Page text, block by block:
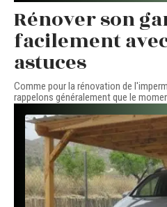
Rénover son
facilement
astuces
Comme pour la rénovation de
rappelons généralement que le